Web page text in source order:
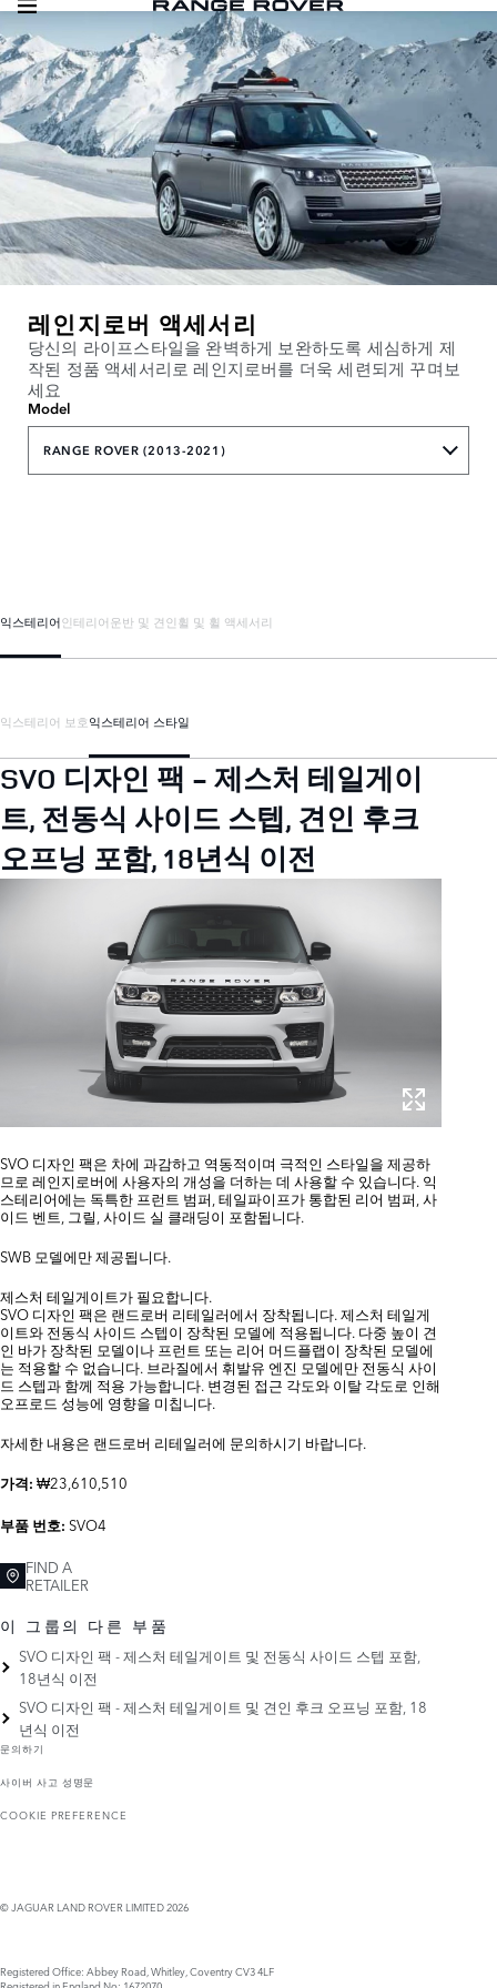
레인지로버 액세서리
당신의 라이프스타일을 완벽하게 보완하도록 세심하게 제
작된 정품 액세서리로 레인지로버를 더욱 세련되게 꾸며보
세요
Model
RANGE ROVER (2013-2021)
익스테리어인테리어운반 및 견인휠 및 휠 액세서리
익스테리어 보호익스테리어 스타일
SVO 디자인 팩 - 제스처 테일게이
트, 전동식 사이드 스텝, 견인 후크
오프닝 포함, 18년식 이전
SVO 디자인 팩은 차에 과감하고 역동적이며 극적인 스타일을 제공하
므로 레인지로버에 사용자의 개성을 더하는 데 사용할 수 있습니다. 익
스테리어에는 독특한 프런트 범퍼, 테일파이프가 통합된 리어 범퍼, 사
이드 벤트, 그릴, 사이드 실 클래딩이 포함됩니다.
SWB 모델에만 제공됩니다.
제스처 테일게이트가 필요합니다.
SVO 디자인 팩은 랜드로버 리테일러에서 장착됩니다. 제스처 테일게
이트와 전동식 사이드 스텝이 장착된 모델에 적용됩니다. 다중 높이 견
인 바가 장착된 모델이나 프런트 또는 리어 머드플랩이 장착된 모델에
는 적용할 수 없습니다. 브라질에서 휘발유 엔진 모델에만 전동식 사이
드 스텝과 함께 적용 가능합니다. 변경된 접근 각도와 이탈 각도로 인해
오프로드 성능에 영향을 미칩니다.
자세한 내용은 랜드로버 리테일러에 문의하시기 바랍니다.
가격: ₩23,610,510
부품 번호: SVO4
FIND A
RETAILER
이 그룹의 다른 부품
SVO 디자인 팩 - 제스처 테일게이트 및 전동식 사이드 스텝 포함,
18년식 이전
SVO 디자인 팩 - 제스처 테일게이트 및 견인 후크 오프닝 포함, 18
년식 이전
문의하기
사이버 사고 성명문
COOKIE PREFERENCE
© JAGUAR LAND ROVER LIMITED 2026
Registered Office: Abbey Road, Whitley, Coventry CV3 4LF